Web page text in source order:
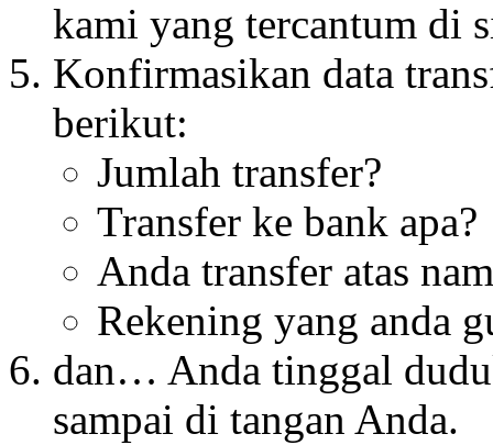
kami yang tercantum di
Konfirmasikan data
berikut:
Jumlah transfer?
Transfer ke bank apa?
Anda transfer atas
Rekening yang anda
dan… Anda tinggal
sampai di tangan Anda.